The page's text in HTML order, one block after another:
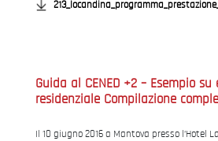
Guida al CENED +2 – Esempio su
residenziale Compilazione
Il 10 giugno 2016 a Mantova presso l’Hotel